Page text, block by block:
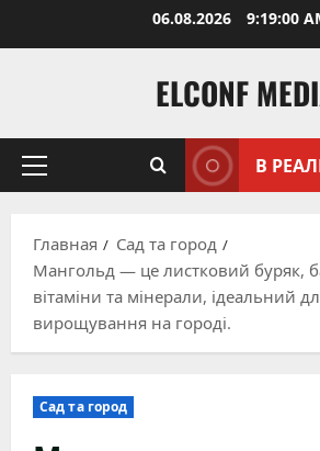
06.08.2026 9:19:02
ELCONF
Основное
В
Главная
Сад та город
Мангольд — це листковий буряк,
вітаміни та мінерали, ідеальний
вирощування на городі.
Сад та город